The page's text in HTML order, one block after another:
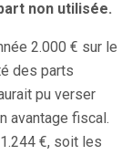
non utilisée.
2.000 € sur le
des parts
pu verser
avantage fiscal.
€, soit les